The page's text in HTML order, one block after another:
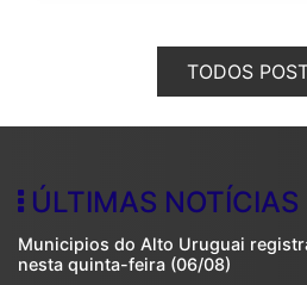
TODOS
ÚLTIMAS NOTÍCIAS
Municipios do Alto Uruguai
nesta quinta-feira (06/08)